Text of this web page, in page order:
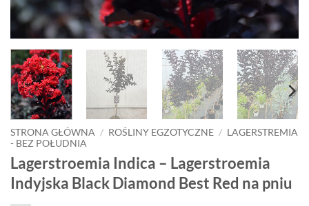
STRONA GŁÓWNA / ROŚLINY EGZOTYCZNE / LAGERSTREMIA
- BEZ POŁUDNIA
Lagerstroemia Indica – Lagerstroemia
Indyjska Black Diamond Best Red na pniu